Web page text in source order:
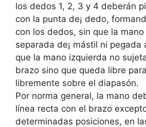
los dedos 1, 2, 3 y 4 deberán
con la punta de¡ dedo,
con los dedos, sin que la
separada de¡ mástil ni pegada
que la mano izquierda no
brazo sino que queda libre
libremente sobre el diapasón.
Por norma general, la mano
línea recta con el brazo
determinadas posiciones, en